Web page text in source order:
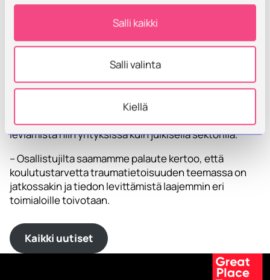
Salli kaikki
Salli valinta
Kiellä
sairauspoissaolojen ja paremman asiakastyön kautta.
Parhaimmillaan traumatietoisuuden vahvistaminen
pystytään puuttumaan ennaltaehkäisevästi.
Savonia on ollut kouluttajana edelläkävijä
traumatietoisuuden tuomisessa työyhteisöihin,
mutta tietoisuus aiheesta kaipaa vielä laajempaa
leviämistä niin yrityksissä kuin julkisella sektorilla.
– Osallistujilta saamamme palaute kertoo, että
koulutustarvetta traumatietoisuuden teemassa on
jatkossakin ja tiedon levittämistä laajemmin eri
toimialoille toivotaan.
Kaikki uutiset